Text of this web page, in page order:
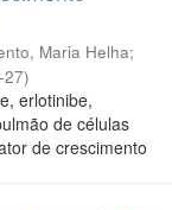
Maria Helha;
)
erlotinibe,
de células
de crescimento